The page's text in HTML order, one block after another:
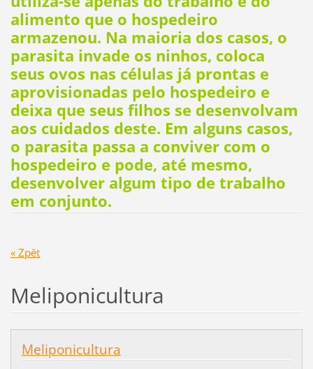
alimento que o hospedeiro
armazenou. Na maioria dos casos, o
parasita invade os ninhos, coloca
seus ovos nas células já prontas e
aprovisionadas pelo hospedeiro e
deixa que seus filhos se desenvolvam
aos cuidados deste. Em alguns casos,
o parasita passa a conviver com o
hospedeiro e pode, até mesmo,
desenvolver algum tipo de trabalho
em conjunto.
« Zpět
Meliponicultura
Meliponicultura